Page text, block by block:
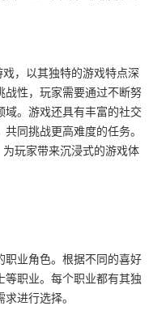
，以其独特的游戏特点深
战性，玩家需要通过不断努
域。游戏还具有丰富的社交
同挑战更高难度的任务。
玩家带来沉浸式的游戏体
职业角色。根据不同的喜好
等职业。每个职业都有其独
进行选择。